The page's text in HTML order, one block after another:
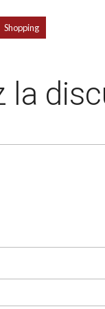
Shopping
la